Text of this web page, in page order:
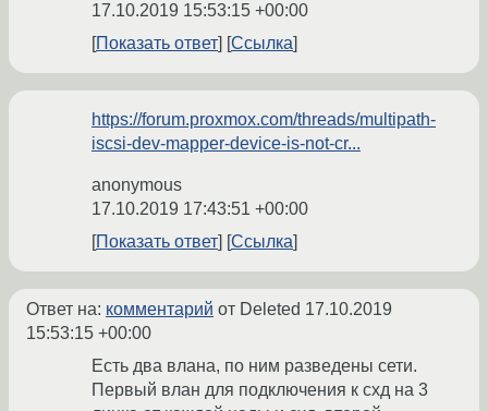
17.10.2019 15:53:15 +00:00
Показать ответ
Ссылка
https://forum.proxmox.com/threads/multipath-
iscsi-dev-mapper-device-is-not-cr...
anonymous
17.10.2019 17:43:51 +00:00
Показать ответ
Ссылка
Ответ на: комментарий от Deleted 17.10.2019
15:53:15 +00:00
Есть два влана, по ним разведены сети.
Первый влан для подключения к схд на 3